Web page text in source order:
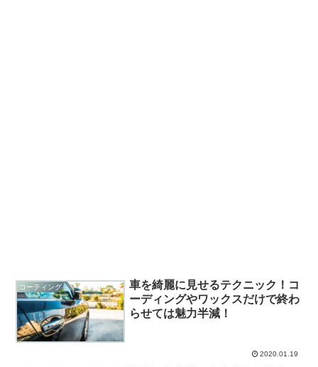
コーティング
車を綺麗に見せるテクニック！コ
ーディングやワックスだけで終わ
らせては魅力半減！
2020.01.19